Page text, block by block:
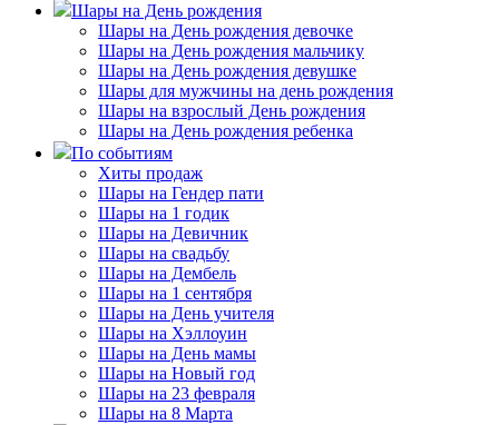
Шары на День рождения
Шары на День рождения девочке
Шары на День рождения мальчику
Шары на День рождения девушке
Шары для мужчины на день рождения
Шары на взрослый День рождения
Шары на День рождения ребенка
По событиям
Хиты продаж
Шары на Гендер пати
Шары на 1 годик
Шары на Девичник
Шары на свадьбу
Шары на Дембель
Шары на 1 сентября
Шары на День учителя
Шары на Хэллоуин
Шары на День мамы
Шары на Новый год
Шары на 23 февраля
Шары на 8 Марта